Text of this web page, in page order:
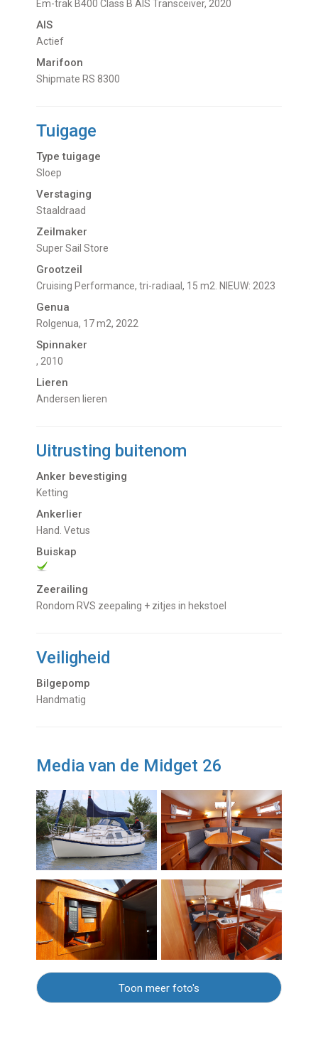
Em-trak B400 Class B AIS Transceiver, 2020
AIS
Actief
Marifoon
Shipmate RS 8300
Tuigage
Type tuigage
Sloep
Verstaging
Staaldraad
Zeilmaker
Super Sail Store
Grootzeil
Cruising Performance, tri-radiaal, 15 m2. NIEUW: 2023
Genua
Rolgenua, 17 m2, 2022
Spinnaker
, 2010
Lieren
Andersen lieren
Uitrusting buitenom
Anker bevestiging
Ketting
Ankerlier
Hand. Vetus
Buiskap
Zeerailing
Rondom RVS zeepaling + zitjes in hekstoel
Veiligheid
Bilgepomp
Handmatig
Media van de Midget 26
Toon meer foto's